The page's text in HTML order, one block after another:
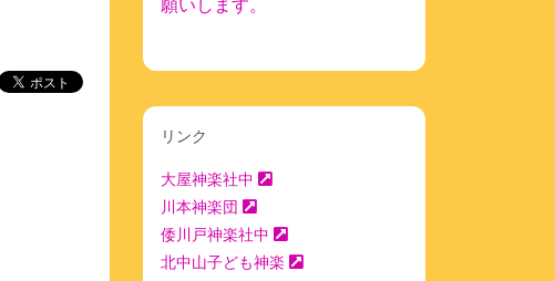
リンク
大屋神楽社中
川本神楽団
倭川戸神楽社中
北中山子ども神楽